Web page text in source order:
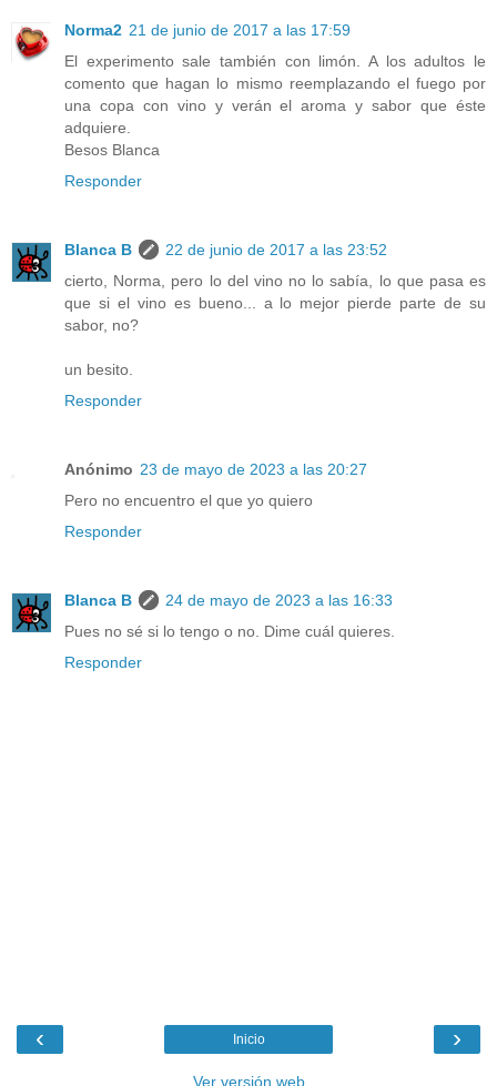
Norma2 21 de junio de 2017 a las 17:59
El experimento sale también con limón. A los adultos le
comento que hagan lo mismo reemplazando el fuego por
una copa con vino y verán el aroma y sabor que éste
adquiere.
Besos Blanca
Responder
Blanca B
22 de junio de 2017 a las 23:52
cierto, Norma, pero lo del vino no lo sabía, lo que pasa es
que si el vino es bueno... a lo mejor pierde parte de su
sabor, no?
un besito.
Responder
Anónimo 23 de mayo de 2023 a las 20:27
Pero no encuentro el que yo quiero
Responder
Blanca B
24 de mayo de 2023 a las 16:33
Pues no sé si lo tengo o no. Dime cuál quieres.
Responder
‹ ›
Inicio
Ver versión web